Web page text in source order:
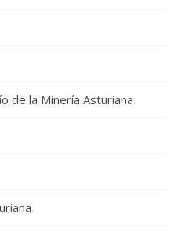
de la Minería Asturiana